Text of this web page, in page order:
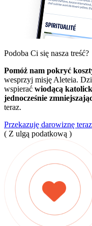
Podoba Ci się nasza treść?
Pomóż nam pokryć
wesprzyj misję Aleteia.
wspierać wiodącą
jednocześnie
teraz.
Przekazuję darowiznę teraz
( Z ulgą podatkową )